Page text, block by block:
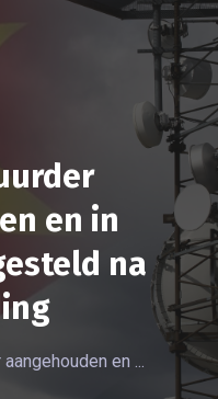
en in
na
en ...